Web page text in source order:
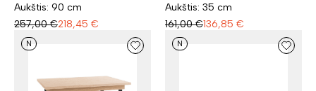
Aukštis: 90 cm
257,00 €218,45 €
Aukštis: 35 cm
161,00 €136,85 €
N N